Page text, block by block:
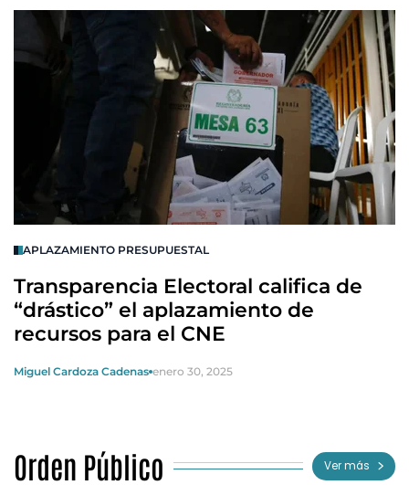
APLAZAMIENTO PRESUPUESTAL
Transparencia Electoral califica de
“drástico” el aplazamiento de
recursos para el CNE
Miguel Cardoza Cadenas enero 30, 2025
Orden Público Ver más